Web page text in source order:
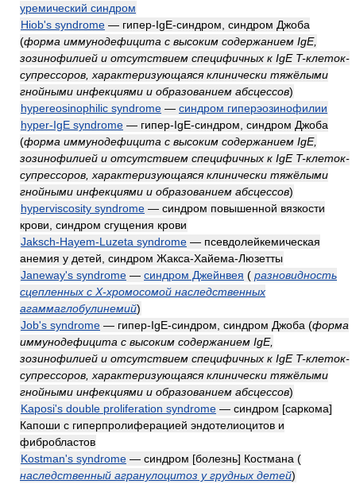
уремический синдром
Hiob's syndrome — гипер-IgE-синдром, синдром Джоба
(форма иммунодефицита с высоким содержанием IgE,
зозинофилией и отсутствием специфичных к IgE T-клеток-
супрессоров, характеризующаяся клинически тяжёлыми
гнойными инфекциями и образованием абсцессов)
hypereosinophilic syndrome — синдром гиперэозинофилии
hyper-IgE syndrome — гипер-IgE-синдром, синдром Джоба
(форма иммунодефицита с высоким содержанием IgE,
зозинофилией и отсутствием специфичных к IgE T-клеток-
супрессоров, характеризующаяся клинически тяжёлыми
гнойными инфекциями и образованием абсцессов)
hyperviscosity syndrome — синдром повышенной вязкости
крови, синдром сгущения крови
Jaksch-Hayem-Luzeta syndrome — псевдолейкемическая
анемия у детей, синдром Жакса-Хайема-Люзетты
Janeway's syndrome — синдром Джейнвея ( разновидность
сцепленных с X-хромосомой наследственных
агаммаглобулинемий)
Job's syndrome — гипер-IgE-синдром, синдром Джоба (форма
иммунодефицита с высоким содержанием IgE,
зозинофилией и отсутствием специфичных к IgE T-клеток-
супрессоров, характеризующаяся клинически тяжёлыми
гнойными инфекциями и образованием абсцессов)
Kaposi's double proliferation syndrome — синдром [саркома]
Капоши с гиперпролиферацией эндотелиоцитов и
фибробластов
Kostman's syndrome — синдром [болезнь] Костмана (
наследственный агранулоцитоз у грудных детей)